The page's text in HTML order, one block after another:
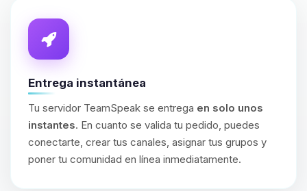
Entrega instantánea
Tu servidor TeamSpeak se entrega en solo unos
instantes. En cuanto se valida tu pedido, puedes
conectarte, crear tus canales, asignar tus grupos y
poner tu comunidad en línea inmediatamente.